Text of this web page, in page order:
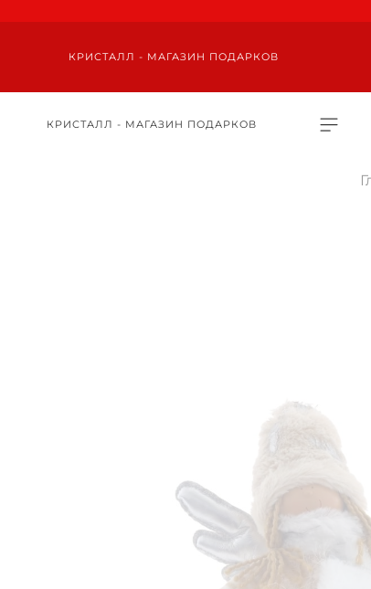
КРИСТАЛЛ - МАГАЗИН ПОДАРКОВ
КРИСТАЛЛ - МАГАЗИН ПОДАРКОВ